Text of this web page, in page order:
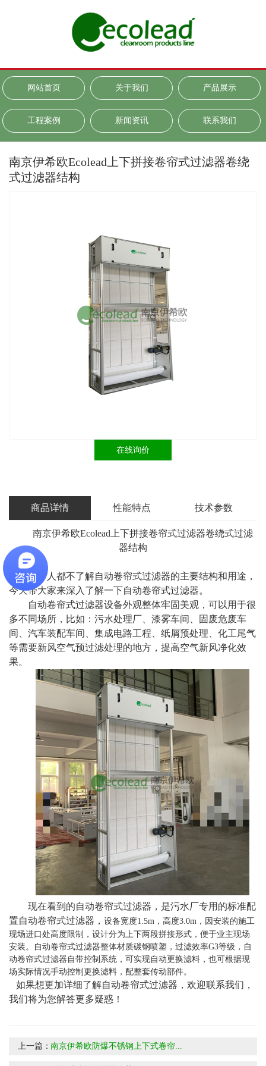
网站首页 关于我们 产品展示
工程案例 新闻资讯 联系我们
南京伊希欧Ecolead上下拼接卷帘式过滤器卷绕
式过滤器结构
在线询价
商品详情 性能特点 技术参数
南京伊希欧Ecolead上下拼接卷帘式过滤器卷绕式过滤
器结构
很多人都不了解自动卷帘式过滤器的主要结构和用途，
今天带大家来深入了解一下自动卷帘式过滤器。
自动卷帘式过滤器设备外观整体牢固美观，可以用于很
多不同场所，比如：污水处理厂、漆雾车间、固废危废车
间、汽车装配车间、集成电路工程、纸屑预处理、化工尾气
等需要新风空气预过滤处理的地方，提高空气新风净化效
果。
现在看到的自动卷帘式过滤器，是污水厂专用的标准配
置自动卷帘式过滤器， 设备宽度1.5m，高度3.0m，因安装的施工
现场进口处高度限制，设计分为上下两段拼接形式，便于业主现场
安装。自动卷帘式过滤器整体材质碳钢喷塑，过滤效率G3等级，自
动卷帘式过滤器自带控制系统，可实现自动更换滤料，也可根据现
场实际情况手动控制更换滤料，配整套传动部件。
如果想更加详细了解自动卷帘式过滤器，欢迎联系我们，
我们将为您解答更多疑惑！
上一篇：南京伊希欧防爆不锈钢上下式卷帘...